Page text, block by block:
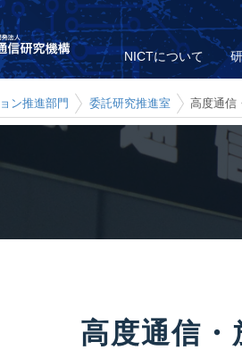
NICTについて
ン推進部門 委託研究推進室 高度通信
高度通信・